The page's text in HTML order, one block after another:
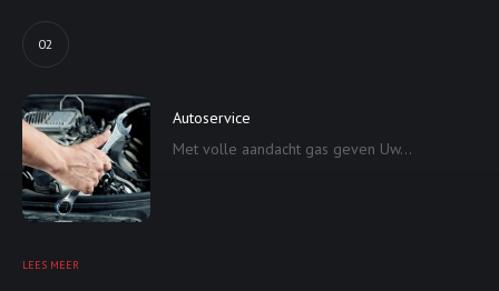
02
Autoservice
Met volle aandacht gas geven Uw...
LEES MEER